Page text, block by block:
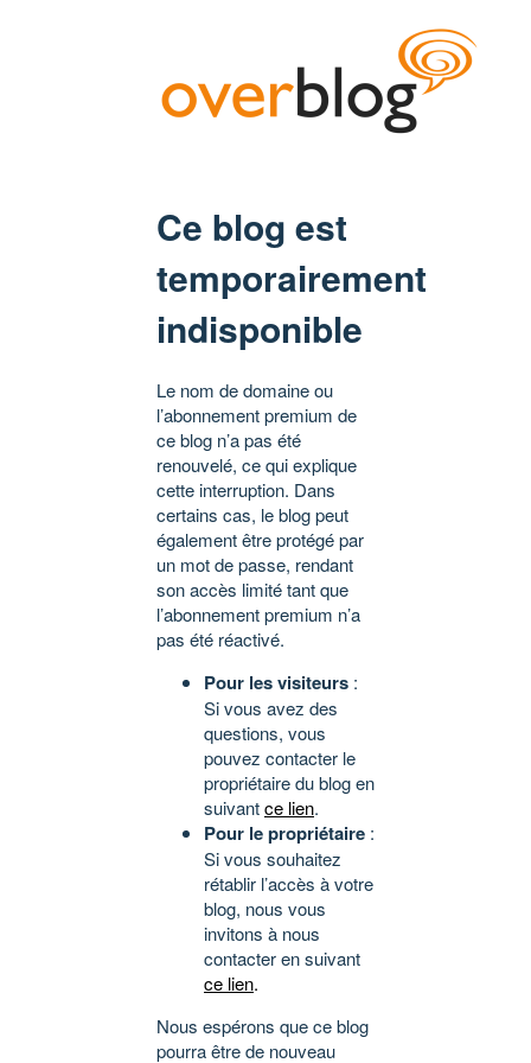
Ce blog est
temporairement
indisponible
Le nom de domaine ou
l’abonnement premium de
ce blog n’a pas été
renouvelé, ce qui explique
cette interruption. Dans
certains cas, le blog peut
également être protégé par
un mot de passe, rendant
son accès limité tant que
l’abonnement premium n’a
pas été réactivé.
Pour les visiteurs :
Si vous avez des
questions, vous
pouvez contacter le
propriétaire du blog en
suivantce lien.
Pour le propriétaire :
Si vous souhaitez
rétablir l’accès à votre
blog, nous vous
invitons à nous
contacter en suivant
ce lien.
Nous espérons que ce blog
pourra être de nouveau